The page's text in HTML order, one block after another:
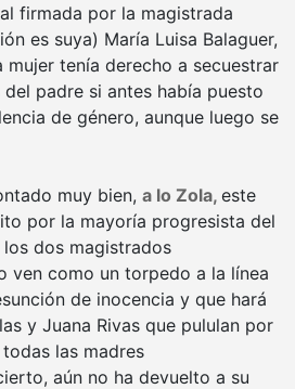
firmada por la magistrada
es suya) María Luisa Balaguer,
mujer tenía derecho a secuestrar
padre si antes había puesto
de género, aunque luego se
muy bien, a lo Zola, este
por la mayoría progresista del
dos magistrados
ven como un torpedo a la línea
de inocencia y que hará
y Juana Rivas que pululan por
las madres
aún no ha devuelto a su